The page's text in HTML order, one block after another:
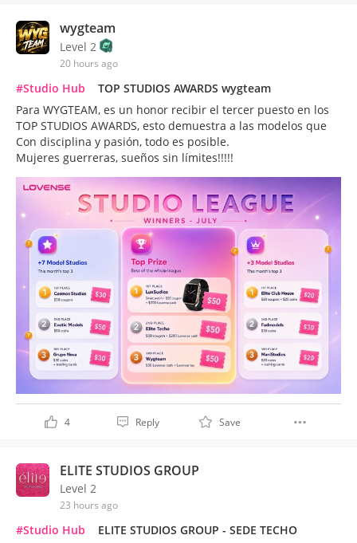
wygteam
Level 2
20 hours ago
#Studio Hub
TOP STUDIOS AWARDS wygteam
Para WYGTEAM, es un honor recibir el tercer puesto en los
TOP STUDIOS AWARDS, esto demuestra a las modelos que
Con disciplina y pasión, todo es posible.
Mujeres guerreras, sueños sin límites!!!!!
4 Reply Save
ELITE STUDIOS GROUP
Level 2
23 hours ago
#Studio Hub
ELITE STUDIOS GROUP - SEDE TECHO